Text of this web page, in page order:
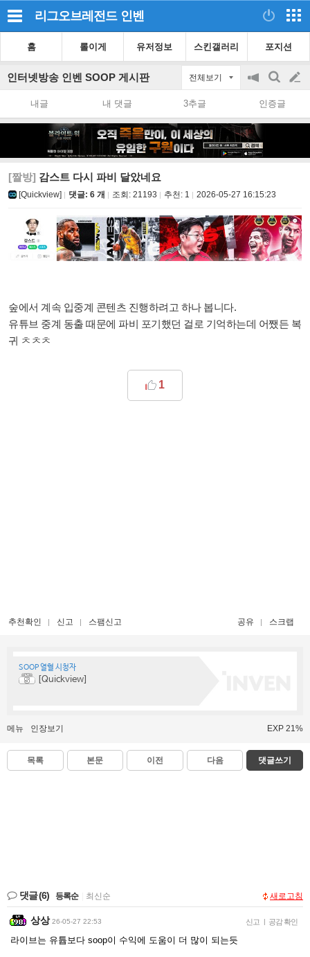
리그오브레전드 인벤
홈 롤이게 유저정보 스킨갤러리 포지션
인터넷방송 인벤 SOOP 게시판 전체보기
공
on/off
검
색
글
쓰
내글 내 댓글 3추글 인증글
[짤방] 감스트 다시 파비 달았네요
[Quickview] 댓글: 6 개 조회: 21193 추천: 1 2026-05-27 16:15:23
숲에서 계속 입중계 콘텐츠 진행하려고 하나 봅니다.
유튜브 중계 동출 때문에 파비 포기했던 걸로 기억하는데 어쨌든 복
귀 ㅊㅊㅊ
1
추천확인 신고 스팸신고 공유 스크랩
SOOP 열혈 시청자
[Quickview]
메뉴 인장보기 EXP 21%
목록 본문 이전 다음 댓글쓰기
댓글(6) 등록순 최신순 새로고침
상상 26-05-27 22:53 신고 | 공감 확인
라이브는 유튭보다 soop이 수익에 도움이 더 많이 되는듯